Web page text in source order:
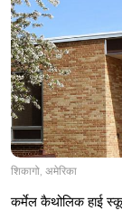
शिकागो, अमेरिका
कर्मेल कैथोलिक हाई